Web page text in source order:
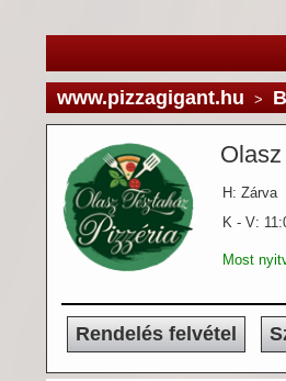
www.pizzagigant.hu >
H: Zárva
K - V:
Most
Rendelés felvétel